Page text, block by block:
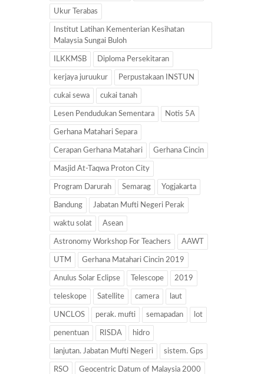
Ukur Terabas
Institut Latihan Kementerian Kesihatan
Malaysia Sungai Buloh
ILKKMSB Diploma Persekitaran
kerjaya juruukur Perpustakaan INSTUN
cukai sewa cukai tanah
Lesen Pendudukan Sementara Notis 5A
Gerhana Matahari Separa
Cerapan Gerhana Matahari Gerhana Cincin
Masjid At-Taqwa Proton City
Program Darurah Semarag Yogjakarta
Bandung Jabatan Mufti Negeri Perak
waktu solat Asean
Astronomy Workshop For Teachers AAWT
UTM Gerhana Matahari Cincin 2019
Anulus Solar Eclipse Telescope 2019
teleskope Satellite camera laut
UNCLOS perak. mufti semapadan lot
penentuan RISDA hidro
lanjutan. Jabatan Mufti Negeri sistem. Gps
RSO Geocentric Datum of Malaysia 2000